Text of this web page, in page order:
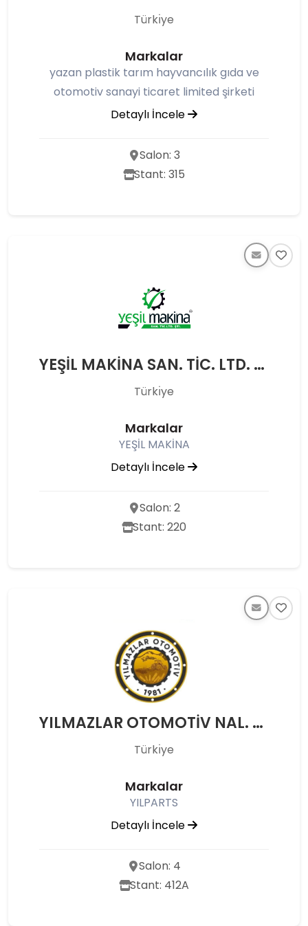
Türkı̇ye
Markalar
yazan plastik tarım hayvancılık gıda ve
otomotiv sanayi ticaret limited şirketi
Detaylı İncele
Salon: 3
Stant: 315
YEŞİL MAKİNA SAN. TİC. LTD. ŞTİ.
Türkı̇ye
Markalar
YEŞİL MAKİNA
Detaylı İncele
Salon: 2
Stant: 220
YILMAZLAR OTOMOTİV NAL. TAR. ÜRÜN. PAZ. SAN. VE TİC. LTD. ŞTİ.
Türkı̇ye
Markalar
YILPARTS
Detaylı İncele
Salon: 4
Stant: 412A